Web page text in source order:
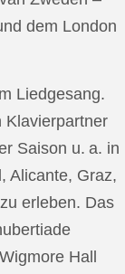
dem London
Liedgesang.
Klavierpartner
Saison u. a. in
Alicante, Graz,
erleben. Das
Hall